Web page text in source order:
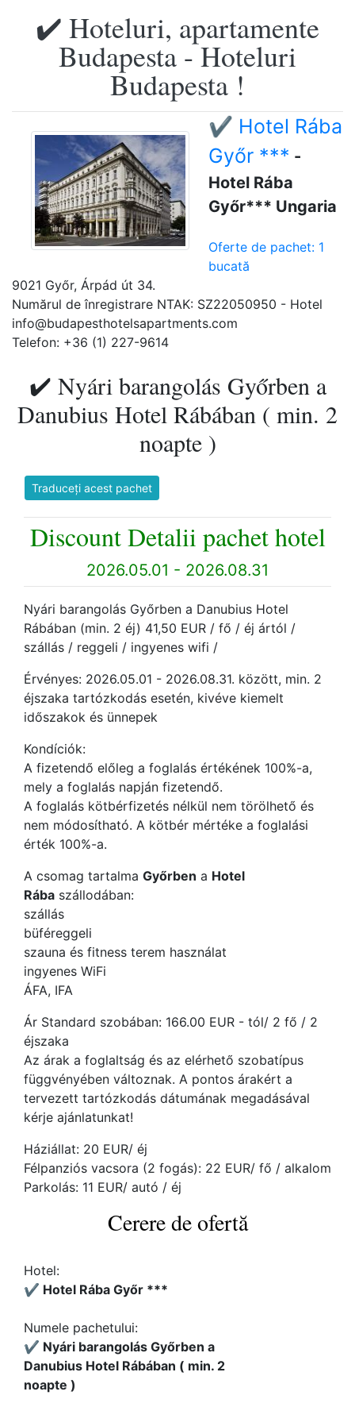
✔️ Hoteluri, apartamente
Budapesta - Hoteluri
Budapesta !
✔️ Hotel Rába
Győr *** -
Hotel Rába
Győr*** Ungaria
Oferte de pachet: 1
bucată
9021 Győr, Árpád út 34.
Numărul de înregistrare NTAK: SZ22050950 - Hotel
info@budapesthotelsapartments.com
Telefon: +36 (1) 227-9614
✔️ Nyári barangolás Győrben a
Danubius Hotel Rábában ( min. 2
noapte )
Traduceți acest pachet
Discount Detalii pachet hotel
2026.05.01 - 2026.08.31
Nyári barangolás Győrben a Danubius Hotel
Rábában (min. 2 éj) 41,50 EUR / fő / éj ártól /
szállás / reggeli / ingyenes wifi /
Érvényes: 2026.05.01 - 2026.08.31. között, min. 2
éjszaka tartózkodás esetén, kivéve kiemelt
időszakok és ünnepek
Kondíciók:
A fizetendő előleg a foglalás értékének 100%-a,
mely a foglalás napján fizetendő.
A foglalás kötbérfizetés nélkül nem törölhető és
nem módosítható. A kötbér mértéke a foglalási
érték 100%-a.
A csomag tartalma Győrben a Hotel
Rába szállodában:
szállás
büféreggeli
szauna és fitness terem használat
ingyenes WiFi
ÁFA, IFA
Ár Standard szobában: 166.00 EUR - tól/ 2 fő / 2
éjszaka
Az árak a foglaltság és az elérhető szobatípus
függvényében változnak. A pontos árakért a
tervezett tartózkodás dátumának megadásával
kérje ajánlatunkat!
Háziállat: 20 EUR/ éj
Félpanziós vacsora (2 fogás): 22 EUR/ fő / alkalom
Parkolás: 11 EUR/ autó / éj
Cerere de ofertă
Hotel:
✔️ Hotel Rába Győr ***
Numele pachetului:
✔️ Nyári barangolás Győrben a
Danubius Hotel Rábában ( min. 2
noapte )